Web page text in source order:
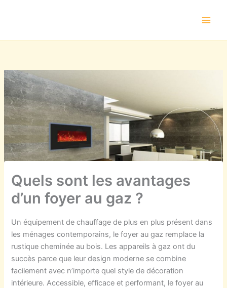
Quels sont les avantages
d’un foyer au gaz ?
Un équipement de chauffage de plus en plus présent dans
les ménages contemporains, le foyer au gaz remplace la
rustique cheminée au bois. Les appareils à gaz ont du
succès parce que leur design moderne se combine
facilement avec n’importe quel style de décoration
intérieure. Accessible, efficace et performant, le foyer au